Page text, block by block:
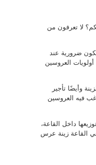
لا تعرفون من
ضرورية عند
العروسين
وأيضًا تأجير
فيه العروسين
داخل القاعة،
القاعة زينة عرس